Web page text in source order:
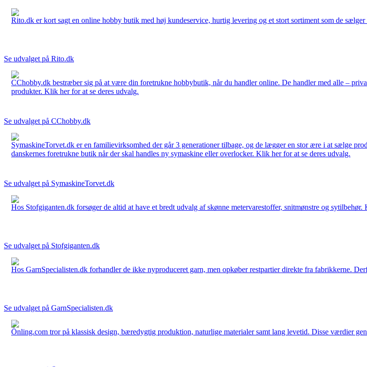
Rito.dk er kort sagt en online hobby butik med høj kundeservice, hurtig levering og et stort sortiment som de
Se udvalget på Rito.dk
CChobby.dk bestræber sig på at være din foretrukne hobbybutik, når du handler online. De handler med alle –
produkter. Klik her for at se deres udvalg.
Se udvalget på CChobby.dk
SymaskineTorvet.dk er en familievirksomhed der går 3 generationer tilbage, og de lægger en stor ære i at sælge
danskernes foretrukne butik når der skal handles ny symaskine eller overlocker. Klik her for at se deres udvalg.
Se udvalget på SymaskineTorvet.dk
Hos Stofgiganten.dk forsøger de altid at have et bredt udvalg af skønne metervarestoffer, snitmønstre og sytilbehør.
Se udvalget på Stofgiganten.dk
Hos GarnSpecialisten.dk forhandler de ikke nyproduceret garn, men opkøber restpartier direkte fra fabrikkerne.
Se udvalget på GarnSpecialisten.dk
Önling.com tror på klassisk design, bæredygtig produktion, naturlige materialer samt lang levetid. Disse værdier